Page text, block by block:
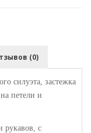
(0)
силуэта, застежка
петели и
рукавов, с